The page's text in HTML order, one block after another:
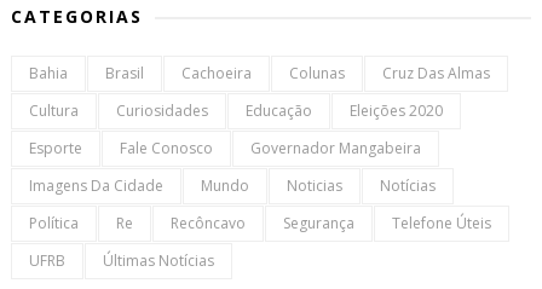
CATEGORIAS
Bahia Brasil Cachoeira Colunas
Cruz Das Almas
Cultura
Curiosidades Educação
Eleições 2020
Esporte
Fale Conosco
Governador Mangabeira
Imagens Da Cidade
Mundo Noticias
Notícias
Política
Re Recôncavo Segurança
Telefone Úteis
UFRB
Últimas Notícias